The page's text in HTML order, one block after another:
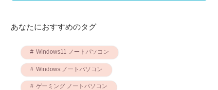
あなたにおすすめのタグ
Windows11 ノートパソコン
Windows ノートパソコン
ゲーミング ノートパソコン